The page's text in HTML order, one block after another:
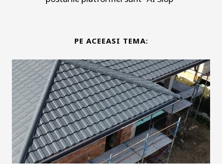
PE ACEEASI TEMA: